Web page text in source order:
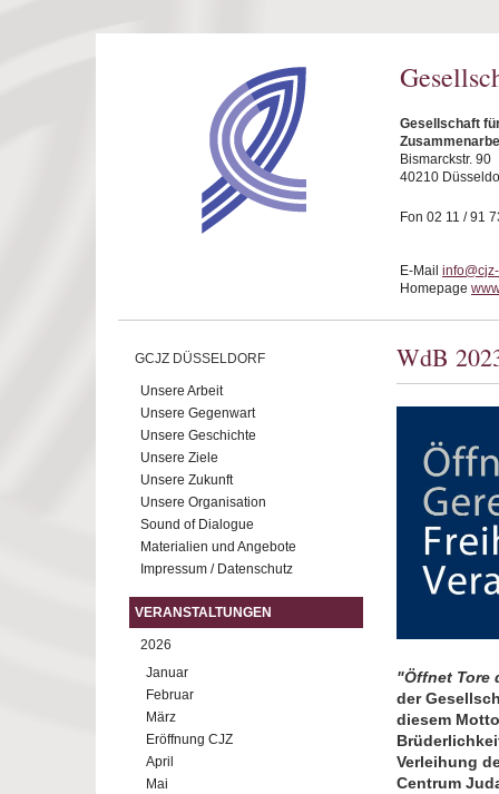
Gesellschaft
Bismarckstr. 90
40210
Fon 02 11 / 91
E-Mail
Homepage
GCJZ DÜSSELDORF
Unsere Arbeit
Unsere Gegenwart
Unsere Geschichte
Unsere Ziele
Unsere Zukunft
Unsere Organisation
Sound of Dialogue
Materialien und Angebote
Impressum / Datenschutz
VERANSTALTUNGEN
2026
Januar
Februar
März
Eröffnung CJZ
April
Mai
WdB
"Öffnet Tore
der
diesem
Verleihung
Centrum